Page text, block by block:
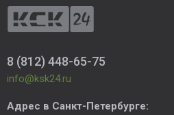
8 (812) 448-65-75
info@ksk24.ru
Адрес в Санкт-Петербурге: